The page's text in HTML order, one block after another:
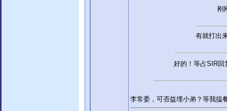
刚
有就打出
好的！等占SIR
李常委，可否益埋小弟？等我揾